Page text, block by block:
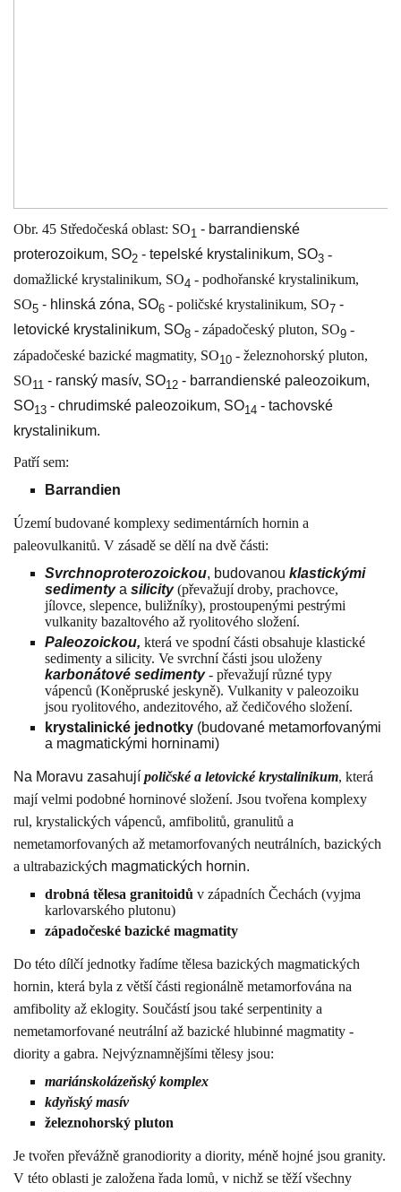
Obr. 45 Středočeská oblast: SO1 - barrandienské
proterozoikum, SO2 - tepelské krystalinikum, SO3 -
domažlické krystalinikum, SO4 - podhořanské krystalinikum,
SO5 - hlinská zóna, SO6 - poličské krystalinikum, SO7 -
letovické krystalinikum, SO8 - západočeský pluton, SO9 -
západočeské bazické magmatity, SO10 - železnohorský pluton,
SO11 - ranský masív, SO12 - barrandienské paleozoikum,
SO13 - chrudimské paleozoikum, SO14 - tachovské
krystalinikum.
Patří sem:
Barrandien
Území budované komplexy sedimentárních hornin a
paleovulkanitů. V zásadě se dělí na dvě části:
Svrchnoproterozoickou, budovanou klastickými
sedimentya silicity(převažují droby, prachovce,
jílovce, slepence, buližníky), prostoupenými pestrými
vulkanity bazaltového až ryolitového složení.
Paleozoickou, která ve spodní části obsahuje klastické
sedimenty a silicity. Ve svrchní části jsou uloženy
karbonátové sedimenty- převažují různé typy
vápenců (Koněpruské jeskyně). Vulkanity v paleozoiku
jsou ryolitového, andezitového, až čedičového složení.
krystalinické jednotky (budované metamorfovanými
a magmatickými horninami)
Na Moravu zasahují poličské a letovické krystalinikum, která
mají velmi podobné horninové složení. Jsou tvořena komplexy
rul, krystalických vápenců, amfibolitů, granulitů a
nemetamorfovaných až metamorfovaných neutrálních, bazických
a ultrabazických magmatických hornin.
drobná tělesa granitoidů v západních Čechách (vyjma
karlovarského plutonu)
západočeské bazické magmatity
Do této dílčí jednotky řadíme tělesa bazických magmatických
hornin, která byla z větší části regionálně metamorfována na
amfibolity až eklogity. Součástí jsou také serpentinity a
nemetamorfované neutrální až bazické hlubinné magmatity -
diority a gabra. Nejvýznamnějšími tělesy jsou:
mariánskolázeňský komplex
kdyňský masív
železnohorský pluton
Je tvořen převážně granodiority a diority, méně hojné jsou granity.
V této oblasti je založena řada lomů, v nichž se těží všechny